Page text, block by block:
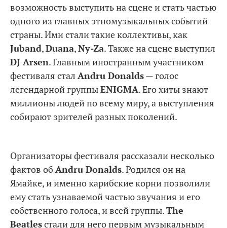
возможность выступить на сцене и стать частью
одного из главных этномузыкальных событий
страны. Ими стали такие коллективы, как
Juband,Duana,Ny-Za. Также на сцене выступил
DJ Arsen. Главным иностранным участником
фестиваля стал Andru Donalds— голос
легендарной группыENIGMA. Его хиты знают
миллионы людей по всему миру, а выступления
собирают зрителей разных поколений.
Организаторы фестиваля рассказали несколько
фактов об Andru Donalds. Родился он на
Ямайке, и именно карибские корни позволили
ему стать узнаваемой частью звучания и его
собственного голоса, и всей группы.The
Beatlesстали для него первым музыкальным